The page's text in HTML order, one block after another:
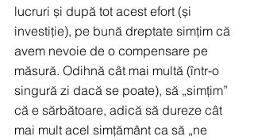
lucruri și după tot acest efort (și
investiție), pe bună dreptate simțim că
avem nevoie de o compensare pe
măsură. Odihnă cât mai multă (într-o
singură zi dacă se poate), să „simțim”
că e sărbătoare, adică să dureze cât
mai mult acel simțământ ca să „ne